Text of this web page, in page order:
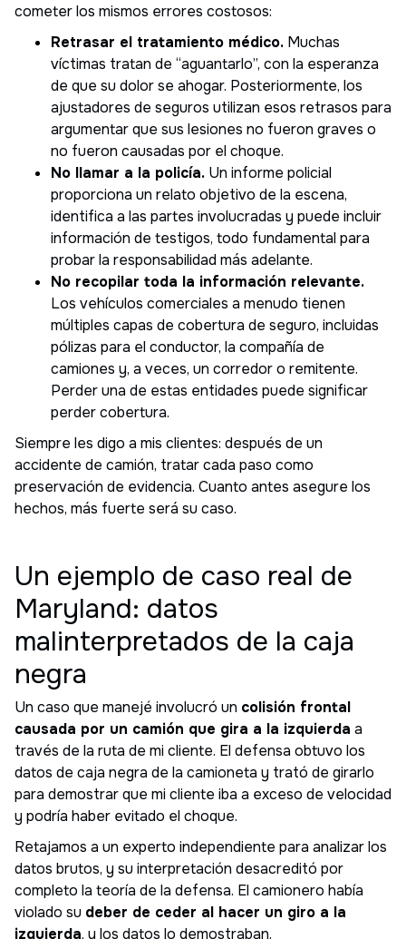
cometer los mismos errores costosos:
Retrasar el tratamiento médico. Muchas
víctimas tratan de “aguantarlo”, con la esperanza
de que su dolor se ahogar. Posteriormente, los
ajustadores de seguros utilizan esos retrasos para
argumentar que sus lesiones no fueron graves o
no fueron causadas por el choque.
No llamar a la policía. Un informe policial
proporciona un relato objetivo de la escena,
identifica a las partes involucradas y puede incluir
información de testigos, todo fundamental para
probar la responsabilidad más adelante.
No recopilar toda la información relevante.
Los vehículos comerciales a menudo tienen
múltiples capas de cobertura de seguro, incluidas
pólizas para el conductor, la compañía de
camiones y, a veces, un corredor o remitente.
Perder una de estas entidades puede significar
perder cobertura.
Siempre les digo a mis clientes: después de un
accidente de camión, tratar cada paso como
preservación de evidencia. Cuanto antes asegure los
hechos, más fuerte será su caso.
Un ejemplo de caso real de
Maryland: datos
malinterpretados de la caja
negra
Un caso que manejé involucró un colisión frontal
causada por un camión que gira a la izquierda a
través de la ruta de mi cliente. El defensa obtuvo los
datos de caja negra de la camioneta y trató de girarlo
para demostrar que mi cliente iba a exceso de velocidad
y podría haber evitado el choque.
Retajamos a un experto independiente para analizar los
datos brutos, y su interpretación desacreditó por
completo la teoría de la defensa. El camionero había
violado su deber de ceder al hacer un giro a la
izquierda, y los datos lo demostraban.